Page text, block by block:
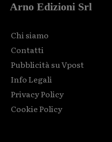
Arno Edizioni Srl
Chi siamo
Contatti
Pubblicità su Vpost
Info Legali
Privacy Policy
Cookie Policy